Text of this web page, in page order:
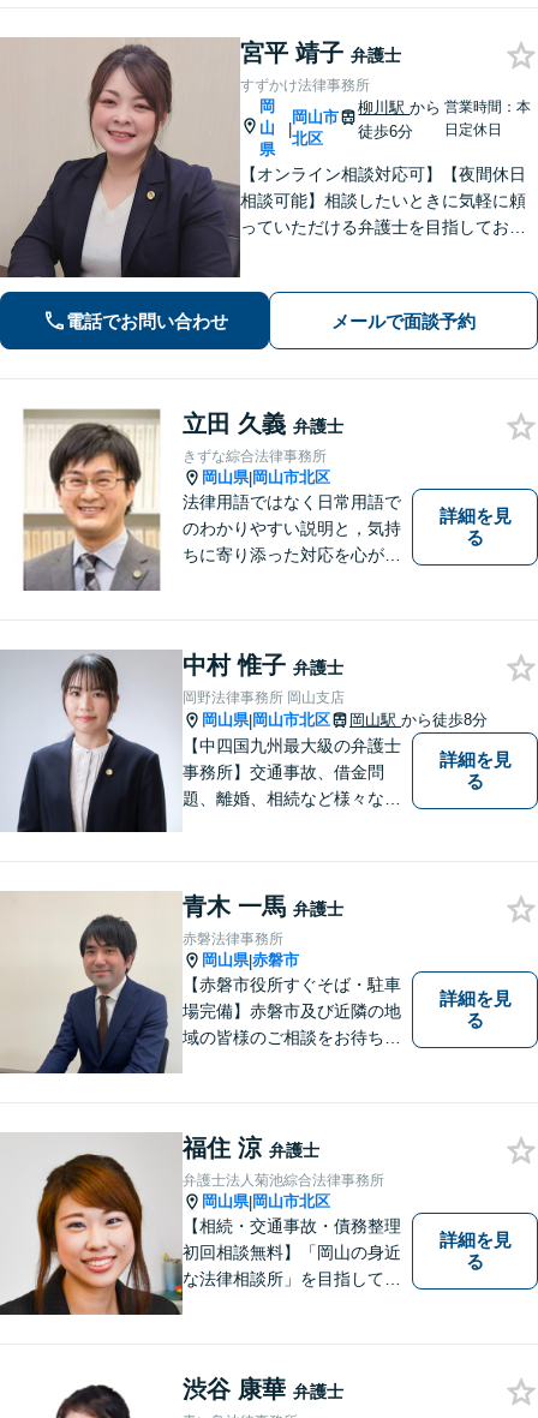
宮平 靖子 弁護士
すずかけ法律事務所
岡
山
県
|
岡山市
北区
柳川駅から
徒歩6分
営業時間：本
日定休日
【オンライン相談対応可】【夜間休日
相談可能】相談したいときに気軽に頼
っていただける弁護士を目指しており
い。
電話でお問い合わせ メールで面談予約
立田 久義 弁護士
きずな綜合法律事務所
岡山県|岡山市北区
法律用語ではなく日常用語で
のわかりやすい説明と，気持
ちに寄り添った対応を心がけ
詳細を見
る
中村 惟子 弁護士
岡野法律事務所 岡山支店
岡山県|岡山市北区 岡山駅 から徒歩8分
【中四国九州最大級の弁護士
事務所】交通事故、借金問
題、離婚、相続など様々な問
い！
詳細を見
る
青木 一馬 弁護士
赤磐法律事務所
岡山県|赤磐市
【赤磐市役所すぐそば・駐車
場完備】赤磐市及び近隣の地
域の皆様のご相談をお待ちし
詳細を見
る
福住 涼 弁護士
弁護士法人菊池綜合法律事務所
岡山県|岡山市北区
【相続・交通事故・債務整理
初回相談無料】「岡山の身近
な法律相談所」を目指してい
んなささいなことでも構いま
せん。お気軽にご相談くださ
詳細を見
る
渋谷 康華 弁護士